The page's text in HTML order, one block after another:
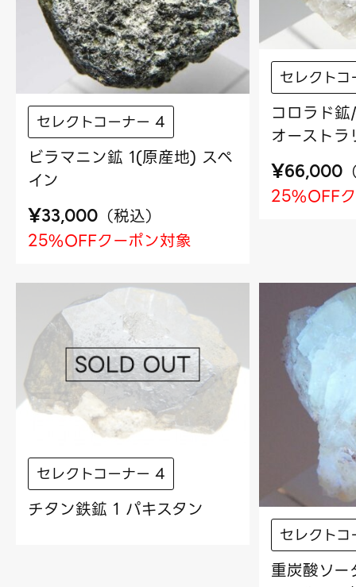
セレクトコーナー 4
ビラマニン鉱 1(原産地) スペ
イン
¥33,000 （税込）
25%OFFクーポン対象
セレクト
コロラド
オーストラ
¥66,000
25%OFF
セレクトコーナー 4
チタン鉄鉱 1 パキスタン
セレクト
重炭酸ソ